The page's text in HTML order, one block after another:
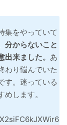
集をやっていて
分からないこと
来ました。 あ
わり悩んでいた
す。迷っている
します。